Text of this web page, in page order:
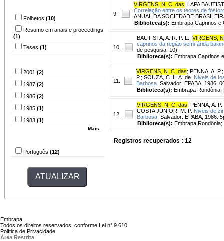
Folhetos (10)
Resumo em anais e proceedings
(1)
Teses (1)
2001 (2)
1987 (2)
1986 (2)
1985 (1)
1983 (1)
Mais...
Português (12)
9.
VIRGENS, N. C. das; LAPA
Correlação entre os teores de
ANUAL DA SOCIEDADE
Biblioteca(s): Embrapa Caprinos e
10.
BAUTISTA, A. R. P. L. ; VIRGENS,
caprinos da região semi-árida
de pesquisa, 10).
Biblioteca(s): Embrapa Caprinos
11.
VIRGENS, N. C. das; PENNA, A. P.
P. ; SOUZA, C. L. A. de. Niveis de
Barbosa. Salvador: EPABA, 1986.
Biblioteca(s): Embrapa
12.
VIRGENS, N. C. das; PENNA, A. P.
COSTA JUNIOR, M. P. Niveis de
Barbosa. Salvador: EPABA, 1986.
Biblioteca(s): Embrapa
Registros recuperados : 12
Embrapa
Todos os direitos reservados, conforme Lei n° 9.610
Política de Privacidade
Área Restrita